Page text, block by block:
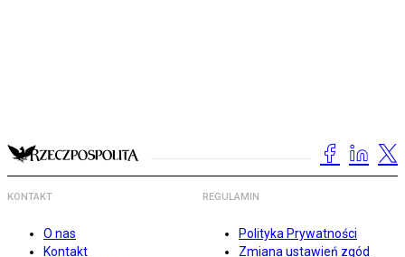
KONTAKT
O nas
Kontakt
REGULAMIN
Polityka Prywatności
Zmiana ustawień zgód